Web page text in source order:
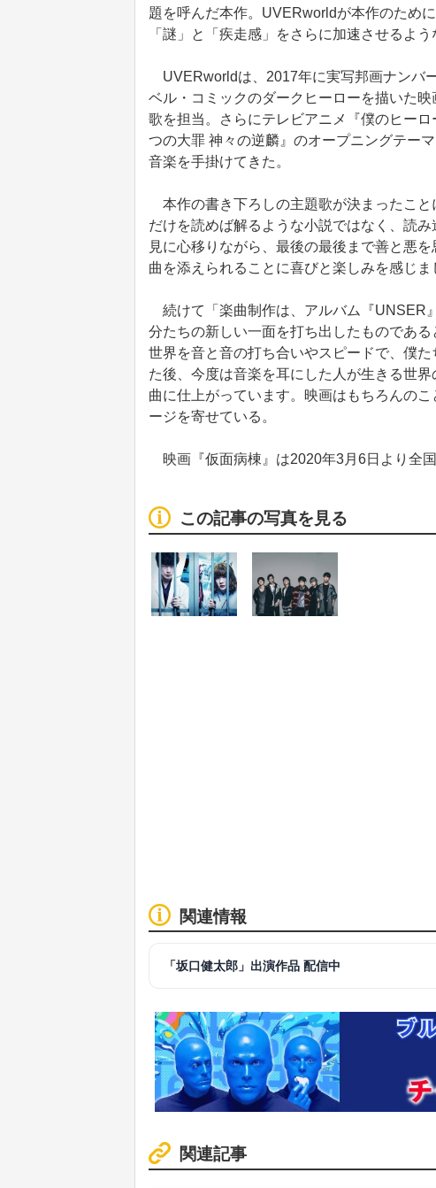
題を呼んだ本作。UVERworldが本作のため
「謎」と「疾走感」をさらに加速させるよう
UVERworldは、2017年に実写邦画ナンバ
ベル・コミックのダークヒーローを描いた
歌を担当。さらにテレビアニメ『僕のヒー
つの大罪 神々の逆麟』のオープニングテー
音楽を手掛けてきた。
本作の書き下ろしの主題歌が決まったこ
だけを読めば解るような小説ではなく、読
見に心移りながら、最後の最後まで善と悪
曲を添えられることに喜びと楽しみを感じま
続けて「楽曲制作は、アルバム『UNSER
分たちの新しい一面を打ち出したものであ
世界を音と音の打ち合いやスピードで、僕
た後、今度は音楽を耳にした人が生きる世
曲に仕上がっています。映画はもちろんの
ージを寄せている。
映画『仮面病棟』は2020年3月6日より全国
この記事の写真を見る
関連情報
「坂口健太郎」出演作品 配信中
関連記事